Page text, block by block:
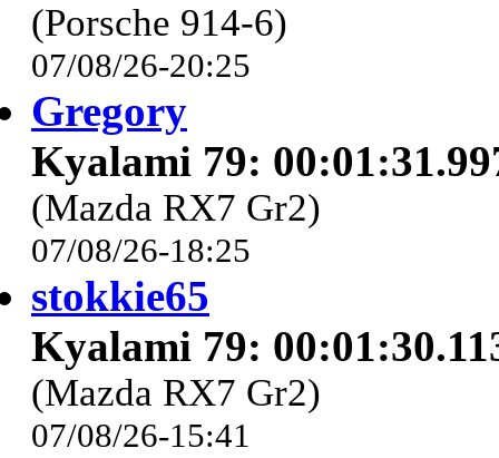
(Porsche 914-6)
07/08/26-20:25
Gregory
Kyalami 79:
(Mazda RX7 Gr2)
07/08/26-18:25
stokkie65
Kyalami 79:
(Mazda RX7 Gr2)
07/08/26-15:41